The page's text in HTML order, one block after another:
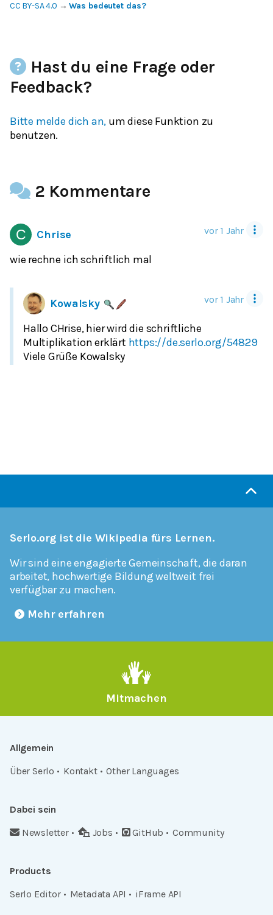
CC BY-SA 4.0 →Was bedeutet das?
Hast du eine Frage oder
Feedback?
Bitte melde dich an, um diese Funktion zu
benutzen.
2 Kommentare
Chrise vor 1 Jahr
Kowalsky vor 1 Jahr
Hallo CHrise, hier wird die schriftliche
Multiplikation erklärt https://de.serlo.org/54829
Viele Grüße Kowalsky
Serlo.org ist die Wikipedia fürs Lernen.
Wir sind eine engagierte Gemeinschaft, die daran
arbeitet, hochwertige Bildung weltweit frei
verfügbar zu machen.
Mehr erfahren
Mitmachen
Allgemein
Über Serlo
Kontakt Other Languages
Dabei sein
Newsletter
Jobs GitHub Community
Products
Serlo Editor
Metadata API iFrame API